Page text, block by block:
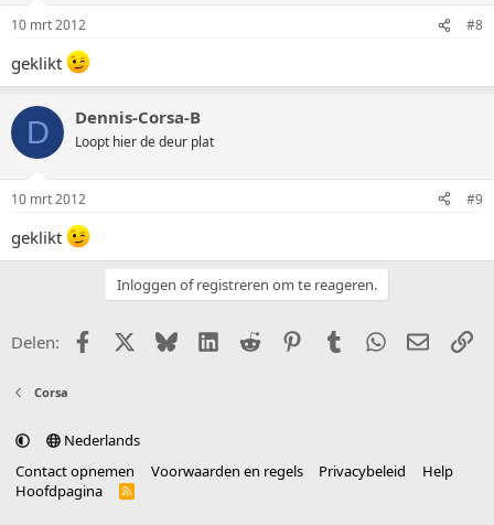
10 mrt 2012 #8
geklikt
D Dennis-Corsa-B
Loopt hier de deur plat
10 mrt 2012 #9
geklikt
Inloggen of registreren om te reageren.
Delen: FacebookX (Twitter)
BlueskyLinkedIn
Reddit PinterestTumblr WhatsApp
E-mail
Corsa
Nederlands
Contact opnemen
Voorwaarden en regels Privacybeleid
Help
Hoofdpagina
R